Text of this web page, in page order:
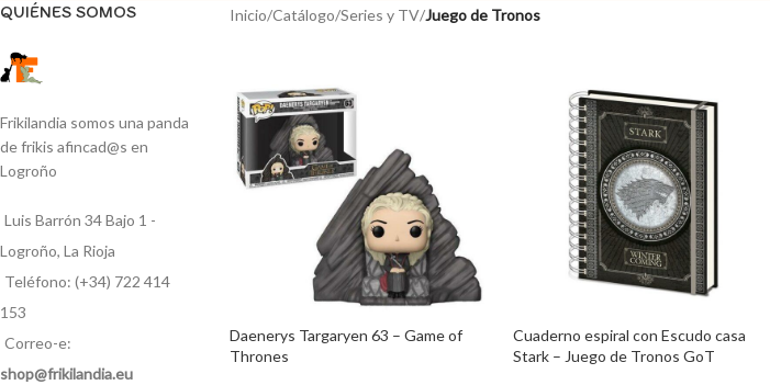
QUIÉNES SOMOS
Frikilandia somos una panda
de frikis afincad@s en
Logroño
Luis Barrón 34 Bajo 1 -
Logroño, La Rioja
Teléfono: (+34) 722 414
153
Correo-e:
shop@frikilandia.eu
Inicio/Catálogo/Series y TV/Juego de Tronos
Daenerys Targaryen 63 – Game of
Thrones
Cuaderno espiral con Escudo casa
Stark – Juego de Tronos GoT